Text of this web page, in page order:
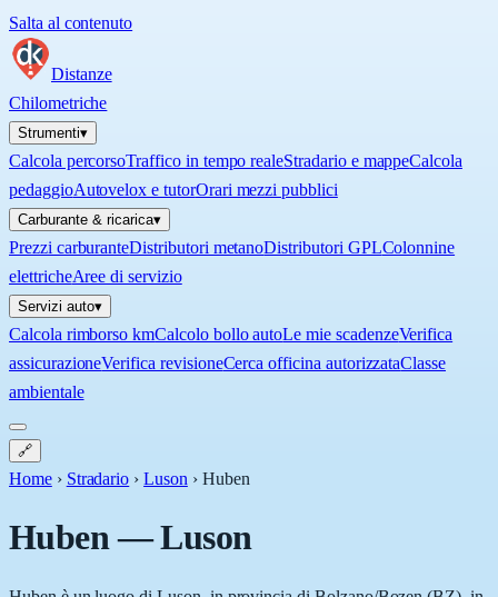
Salta al contenuto
Distanze
Chilometriche
Strumenti▾
Calcola percorsoTraffico in tempo realeStradario e mappeCalcola
pedaggioAutovelox e tutorOrari mezzi pubblici
Carburante & ricarica▾
Prezzi carburanteDistributori metanoDistributori GPLColonnine
elettricheAree di servizio
Servizi auto▾
Calcola rimborso kmCalcolo bollo autoLe mie scadenzeVerifica
assicurazioneVerifica revisioneCerca officina autorizzataClasse
ambientale
🔗
Home › Stradario › Luson › Huben
Huben—Luson